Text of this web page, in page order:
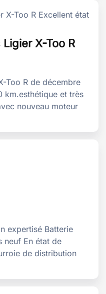
X-Too R
Too R de décembre
km.esthétique et très
nouveau moteur
expertisé Batterie
neuf En état de
de distribution